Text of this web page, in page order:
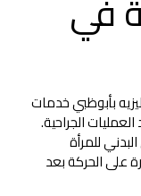
خدمات
الجراحية.
للمرأة
الحركة بعد